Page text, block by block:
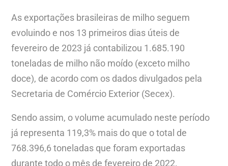
As exportações brasileiras de milho seguem
evoluindo e nos 13 primeiros dias úteis de
fevereiro de 2023 já contabilizou 1.685.190
toneladas de milho não moído (exceto milho
doce), de acordo com os dados divulgados pela
Secretaria de Comércio Exterior (Secex).
Sendo assim, o volume acumulado neste período
já representa 119,3% mais do que o total de
768.396,6 toneladas que foram exportadas
durante todo o mês de fevereiro de 2022.